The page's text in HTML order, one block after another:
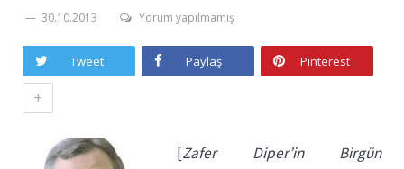
30.10.2013 Yorum yapılmamış
Tweet Paylaş Pinterest
+
[Zafer Diper’in Birgün